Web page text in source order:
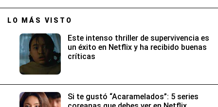
LO MÁS VISTO
Este intenso thriller de supervivencia es
un éxito en Netflix y ha recibido buenas
críticas
Si te gustó “Acaramelados”: 5 series